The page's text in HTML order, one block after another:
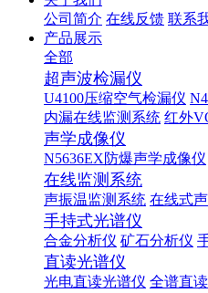
公司简介 在线反馈 联系
产品展示
全部
超声波检漏仪
U4100压缩空气检漏仪
内漏在线监测系统 红外
声学成像仪
N5636EX防爆声学成像仪
在线监测系统
声振温监测系统 在线式
手持式光谱仪
合金分析仪 矿石分析仪
直读光谱仪
光电直读光谱仪 全谱直